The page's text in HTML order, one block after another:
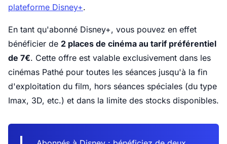
plateforme Disney+.
En tant qu'abonné Disney+, vous pouvez en effet
bénéficier de 2 places de cinéma au tarif préférentiel
de 7€. Cette offre est valable exclusivement dans les
cinémas Pathé pour toutes les séances jusqu'à la fin
d'exploitation du film, hors séances spéciales (du type
Imax, 3D, etc.) et dans la limite des stocks disponibles.